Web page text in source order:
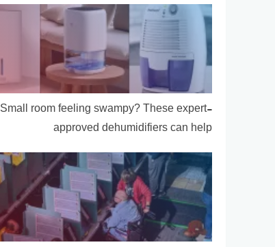
Small room feeling swampy? These expert-
approved dehumidifiers can help